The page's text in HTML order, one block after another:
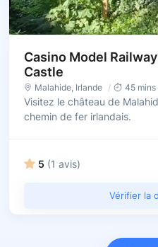
Casino Model
Castle
Malahide, Irlande 45 mins
Visitez le château de
chemin de fer irlandais.
5 (1 avis)
Vérifier la